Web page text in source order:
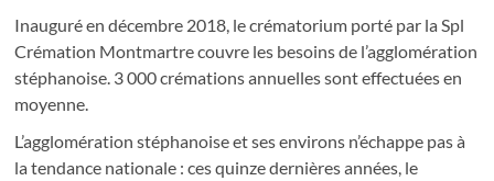
Inauguré en décembre 2018, le crématorium porté par la Spl
Crémation Montmartre couvre les besoins de l’agglomération
stéphanoise. 3 000 crémations annuelles sont effectuées en
moyenne.
L’agglomération stéphanoise et ses environs n’échappe pas à
la tendance nationale : ces quinze dernières années, le